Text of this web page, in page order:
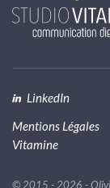
LinkedIn
Mentions Légales
Vitamine
© 2015 - 2026 -